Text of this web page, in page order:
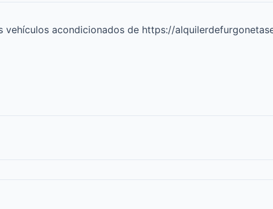
vehículos acondicionados de https://